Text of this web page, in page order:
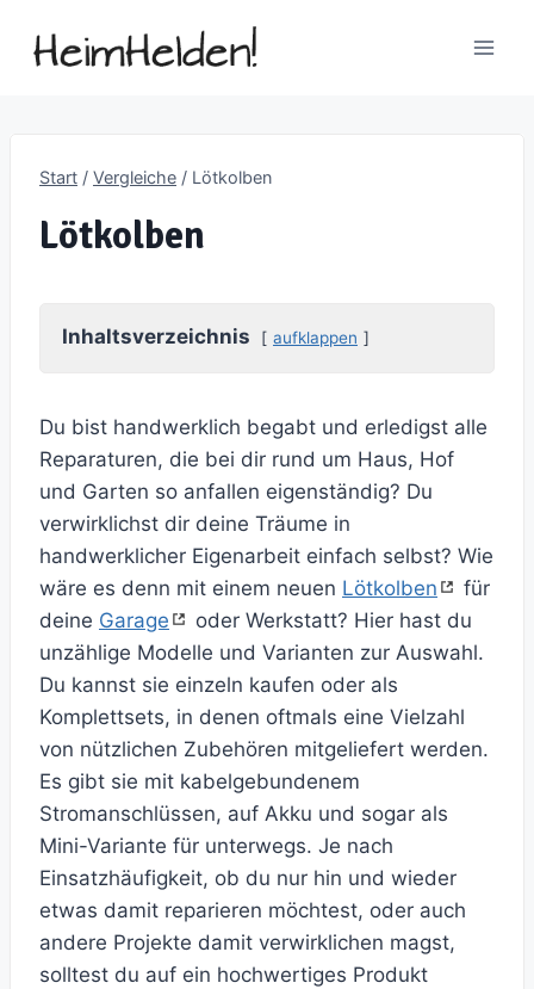
Inhalt
Start / Vergleiche / Lötkolben
Lötkolben
Inhaltsverzeichnis aufklappen
Du bist handwerklich begabt und erledigst alle
Reparaturen, die bei dir rund um Haus, Hof
und Garten so anfallen eigenständig? Du
verwirklichst dir deine Träume in
handwerklicher Eigenarbeit einfach selbst? Wie
wäre es denn mit einem neuen Lötkolben
für
deine Garage
oder Werkstatt? Hier hast du
unzählige Modelle und Varianten zur Auswahl.
Du kannst sie einzeln kaufen oder als
Komplettsets, in denen oftmals eine Vielzahl
von nützlichen Zubehören mitgeliefert werden.
Es gibt sie mit kabelgebundenem
Stromanschlüssen, auf Akku und sogar als
Mini-Variante für unterwegs. Je nach
Einsatzhäufigkeit, ob du nur hin und wieder
etwas damit reparieren möchtest, oder auch
andere Projekte damit verwirklichen magst,
solltest du auf ein hochwertiges Produkt